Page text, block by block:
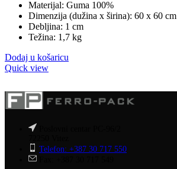
je:
17,90 KM.
14,90 KM.
Materijal: Guma 100%
Dimenzija (dužina x širina): 60 x 60 cm
Debljina: 1 cm
Težina: 1,7 kg
Dodaj u košaricu
Quick view
Telefon: +387 30 717 550